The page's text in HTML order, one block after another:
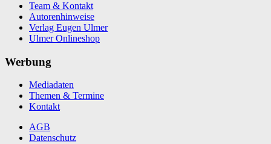
Team & Kontakt
Autorenhinweise
Verlag Eugen Ulmer
Ulmer Onlineshop
Werbung
Mediadaten
Themen & Termine
Kontakt
AGB
Datenschutz